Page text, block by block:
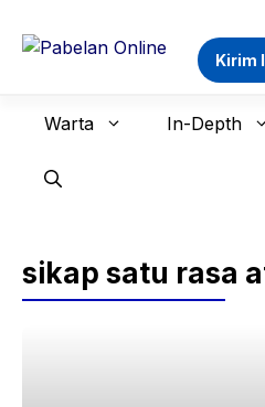
Kirim
Warta In-Depth
sikap satu rasa